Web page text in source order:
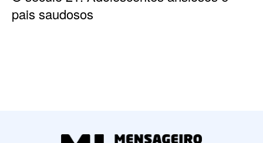
pais saudosos